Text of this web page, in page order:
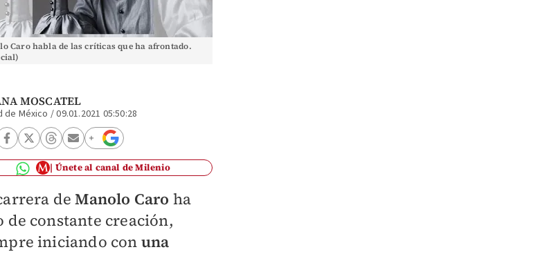
Caro habla de las críticas que ha afrontado.
MOSCATEL
de México /09.01.2021 05:50:28
Únete al canal de Milenio
deManolo Caro ha
de constante creación,
iniciando con una